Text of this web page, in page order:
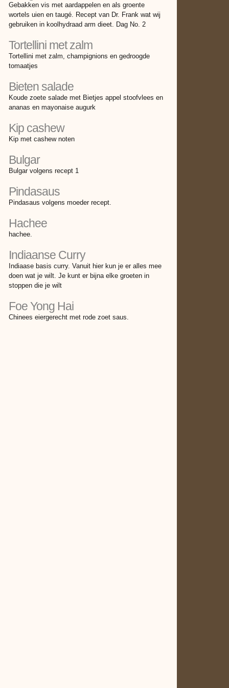
Gebakken vis met aardappelen en als groente
wortels uien en taugé. Recept van Dr. Frank wat wij
gebruiken in koolhydraad arm dieet. Dag No. 2
Tortellini met zalm
Tortellini met zalm, champignions en gedroogde
tomaatjes
Bieten salade
Koude zoete salade met Bietjes appel stoofvlees en
ananas en mayonaise augurk
Kip cashew
Kip met cashew noten
Bulgar
Bulgar volgens recept 1
Pindasaus
Pindasaus volgens moeder recept.
Hachee
hachee.
Indiaanse Curry
Indiaase basis curry. Vanuit hier kun je er alles mee
doen wat je wilt. Je kunt er bijna elke groeten in
stoppen die je wilt
Foe Yong Hai
Chinees eiergerecht met rode zoet saus.